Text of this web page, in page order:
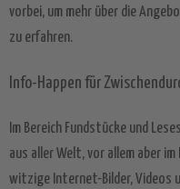
vorbei, um mehr über die
zu erfahren.
Info-Happen für
Im Bereich Fundstücke und
aus aller Welt, vor allem aber
witzige Internet-Bilder, Videos